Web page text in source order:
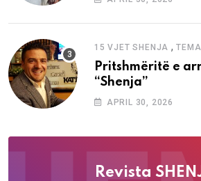
15 VJET SHENJA ,
Pritshmëritë e
“Shenja”
APRIL 30, 2026
Revista